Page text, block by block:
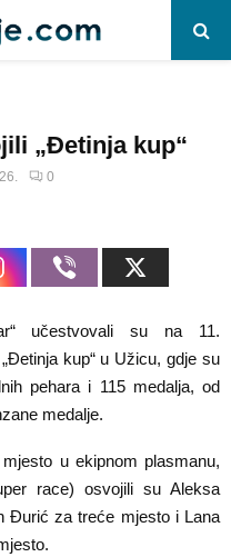
„Đetinja kup“
0
učestvovali su na 11.
kup“ u Užicu, gdje su
pehara i 115 medalja, od
medalje.
u ekipnom plasmanu,
race) osvojili su Aleksa
Đurić za treće mjesto i Lana